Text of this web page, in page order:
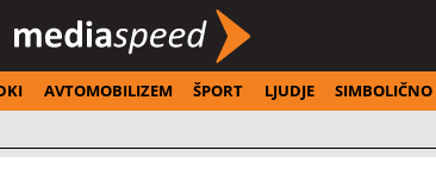
AVTOMOBILIZEM ŠPORT LJUDJE SIMBOLIČNO